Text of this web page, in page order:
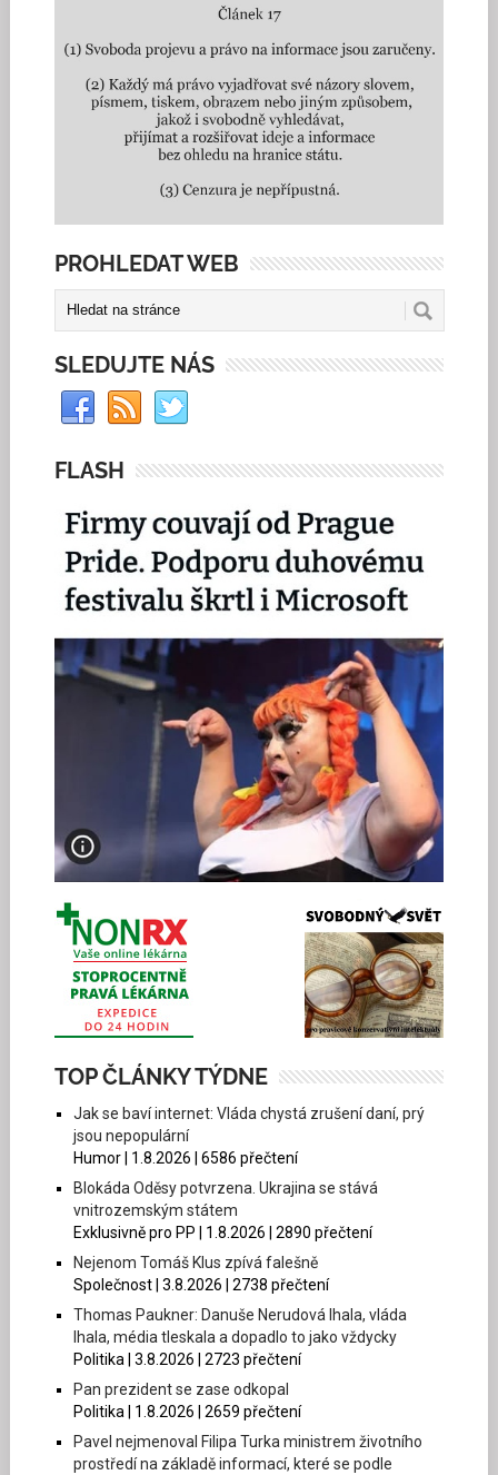
PROHLEDAT WEB
SLEDUJTE NÁS
FLASH
TOP ČLÁNKY TÝDNE
Jak se baví internet: Vláda chystá zrušení daní, prý
jsou nepopulární
Humor | 1.8.2026 | 6586 přečtení
Blokáda Oděsy potvrzena. Ukrajina se stává
vnitrozemským státem
Exklusivně pro PP | 1.8.2026 | 2890 přečtení
Nejenom Tomáš Klus zpívá falešně
Společnost | 3.8.2026 | 2738 přečtení
Thomas Paukner: Danuše Nerudová lhala, vláda
lhala, média tleskala a dopadlo to jako vždycky
Politika | 3.8.2026 | 2723 přečtení
Pan prezident se zase odkopal
Politika | 1.8.2026 | 2659 přečtení
Pavel nejmenoval Filipa Turka ministrem životního
prostředí na základě informací, které se podle